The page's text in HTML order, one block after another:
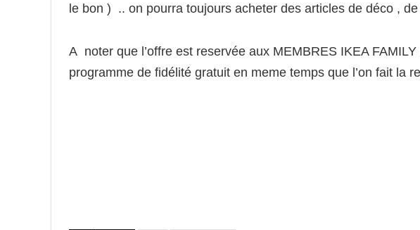
le bon ) .. on pourra toujours acheter des articles de déco ,
A noter que l’offre est reservée aux MEMBRES IKEA FAMILY
programme de fidélité gratuit en meme temps que l’on fait la